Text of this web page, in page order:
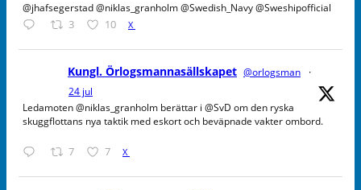
@jhafsegerstad @niklas_granholm @Swedish_Navy @Sweshipofficial
3 10 X
Kungl. Örlogsmannasällskapet @orlogsman
·
24 jul
Ledamoten @niklas_granholm berättar i @SvD om den ryska
skuggflottans nya taktik med eskort och beväpnade vakter ombord.
7 7 X